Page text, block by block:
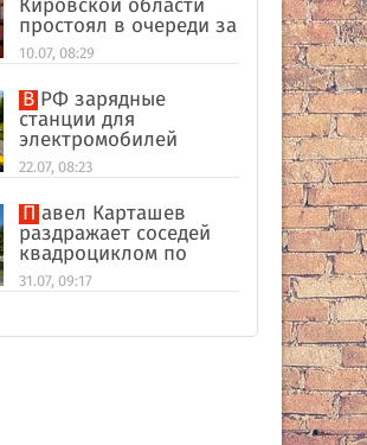
Кировской области
простоял в очереди за
топливом
10.07, 08:29
В РФ зарядные
станции для
электромобилей
оказались на грани
перегрузки
22.07, 08:23
Павел Карташев
раздражает соседей
квадроциклом по
выходным под Тверью
31.07, 09:17